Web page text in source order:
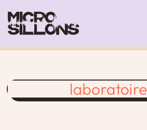
au
contenu
Collectif artistique de création sonore
laboratoire